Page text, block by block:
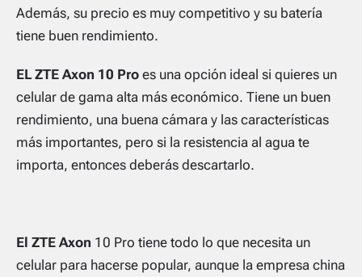
Además, su precio es muy competitivo y su batería
tiene buen rendimiento.
EL ZTE Axon 10 Pro es una opción ideal si quieres un
celular de gama alta más económico. Tiene un buen
rendimiento, una buena cámara y las características
más importantes, pero si la resistencia al agua te
importa, entonces deberás descartarlo.
El ZTE Axon 10 Pro tiene todo lo que necesita un
celular para hacerse popular, aunque la empresa china